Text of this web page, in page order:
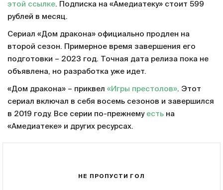
этой ссылке. Подписка на «Амедиатеку» стоит 599
рублей в месяц.
Сериал «Дом дракона» официально продлен на
второй сезон. Примерное время завершения его
подготовки – 2023 год. Точная дата релиза пока не
объявлена, но разработка уже идет.
«Дом дракона» – приквел «Игры престолов». Этот
сериал включал в себя восемь сезонов и завершился
в 2019 году. Все серии по-прежнему есть на
«Амедиатеке» и других ресурсах.
НЕ ПРОПУСТИ ГОЛ